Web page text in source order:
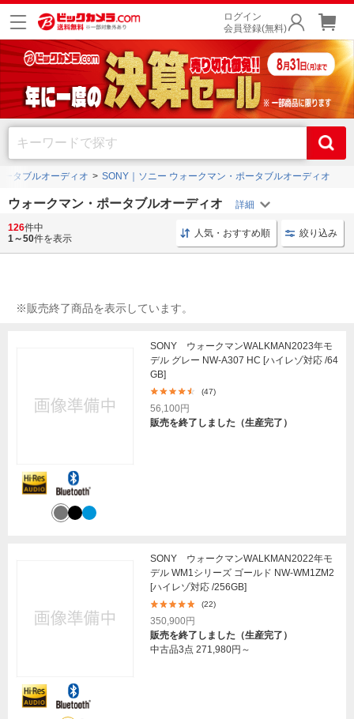
ログイン
会員登録(無料)
タブルオーディオ SONY｜ソニー ウォークマン・ポータブルオーディオ
ウォークマン・ポータブルオーディオ
アンプ ハイレゾ 小型 タッチパネル FIIO Snowsky
126件中
1～50件を表示 人気・おすすめ順 絞り込み
※販売終了商品を表示しています。
SONY ウォークマンWALKMAN2023年モ
デル グレー NW-A307 HC [ハイレゾ対応 /64
GB]
(47)
56,100円
販売を終了しました（生産完了）
SONY ウォークマンWALKMAN2022年モ
デル WM1シリーズ ゴールド NW-WM1ZM2
[ハイレゾ対応 /256GB]
(22)
350,900円
販売を終了しました（生産完了）
中古品3点 271,980円～